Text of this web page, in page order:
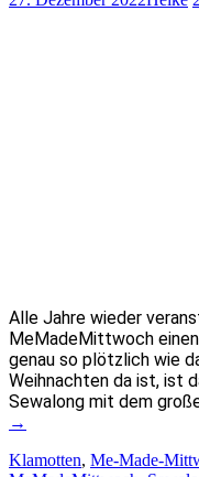
Alle Jahre wieder
MeMadeMittwoch
genau so plötzlich wie
Weihnachten da ist, ist
Sewalong mit dem
→
Klamotten, Me-Made-